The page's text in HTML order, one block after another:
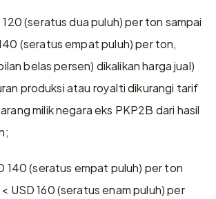
(seratus dua puluh) per ton sampai
(seratus empat puluh) per ton,
belas persen) dikalikan harga jual)
produksi atau royalti dikurangi tarif
milik negara eks PKP2B dari hasil
140 (seratus empat puluh) per ton
USD 160 (seratus enam puluh) per